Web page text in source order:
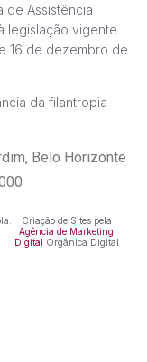
de Assistência
legislação vigente
16 de dezembro de
da filantropia
Belo Horizonte
Criação de Sites pela
Agência de Marketing
Digital Orgânica Digital